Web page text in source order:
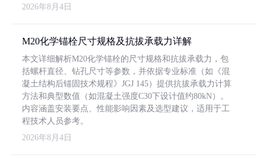
2026年8月4日
M20化学锚栓尺寸规格及抗拔承载力详解
本文详细解析M20化学锚栓的尺寸规格和抗拔承载力，包
括螺杆直径、钻孔尺寸等参数，并依据专业标准（如《混
凝土结构后锚固技术规程》JGJ 145）提供抗拔承载力计算
方法和典型数值（如混凝土强度C30下设计值约80kN）。
内容涵盖安装要点、性能影响因素及选型建议，适用于工
程技术人员参考。
2026年8月4日